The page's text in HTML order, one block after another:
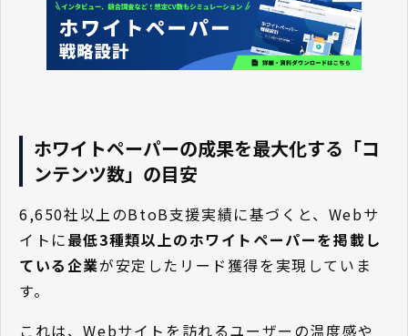
ホワイトペーパーの成果を最大化する「コ
ンテンツ数」の目安
6,650社以上のBtoB支援実績に基づくと、Webサ
イトに最低3種類以上のホワイトペーパーを掲載し
ている企業が安定したリード獲得を実現していま
す。
これは、Webサイトを訪れるユーザーの温度感や